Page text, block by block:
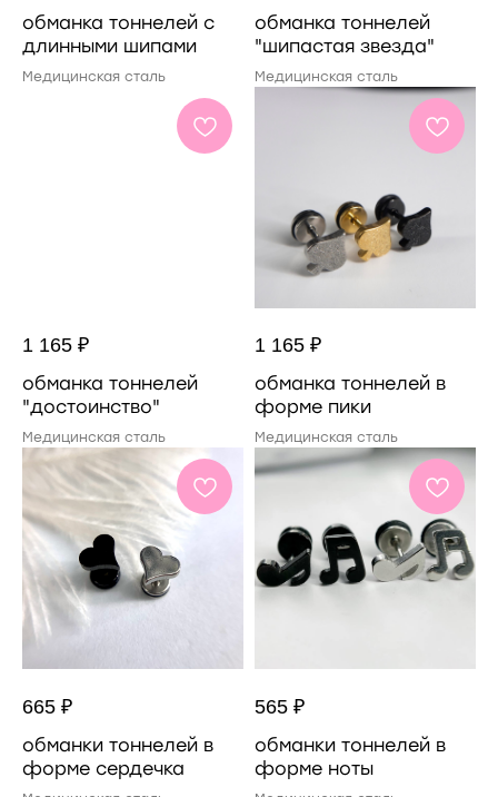
обманка тоннелей с
длинными шипами
Медицинская сталь
обманка тоннелей
"шипастая звезда"
Медицинская сталь
1 165 ₽
обманка тоннелей
"достоинство"
Медицинская сталь
1 165 ₽
обманка тоннелей в
форме пики
Медицинская сталь
665 ₽
обманки тоннелей в
форме сердечка
565 ₽
обманки тоннелей в
форме ноты